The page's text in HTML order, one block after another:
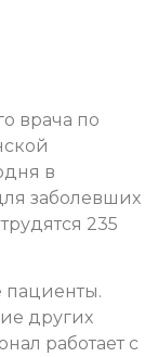
врача по
в
заболевших
235
пациенты.
других
работает с